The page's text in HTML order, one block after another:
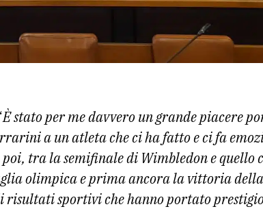
È stato per me davvero un grande piacere
a un atleta che ci ha fatto e ci fa
tra la semifinale di Wimbledon e quello
olimpica e prima ancora la vittoria
risultati sportivi che hanno portato